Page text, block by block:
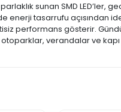
sunan SMD
tasarrufu açısından
performans gösterir.
verandalar ve